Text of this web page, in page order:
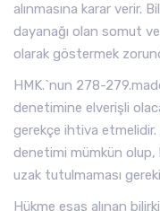
alınmasına karar verir.
dayanağı olan somut
olarak göstermek
HMK.`nun 278-
denetimine elverişli
gerekçe ihtiva etmelidir.
denetimi mümkün olup,
uzak tutulmaması
Hükme esas alınan